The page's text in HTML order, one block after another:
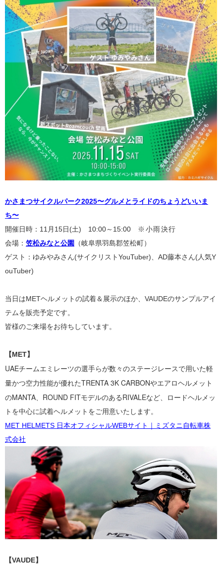
かさまつサイクルパーク2025〜グルメとライドのちょうどいいま
ち〜
開催日時：11月15日(土) 10:00～15:00
※小雨決行
会場： 笠松みなと公園
（岐阜県羽島郡笠松町）
ゲスト：ゆみやみさん(サイクリストYouTuber)、AD藤本さん(人気Y
ouTuber)
当日はMETヘルメットの試着＆展示のほか、VAUDEのサンプルアイ
テムを販売予定です。
皆様のご来場をお待ちしています。
【MET】
UAEチームエミレーツの選手らが数々のステージレースで用いた軽
量かつ空力性能が優れたTRENTA 3K CARBONやエアロヘルメット
のMANTA、 ROUND FITモデルのあるRIVALEなど、
ロードヘルメッ
トを中心に試着ヘルメットをご用意いたします。
MET HELMETS 日本オフィシャルWEBサイト｜ミズタニ自転車株
式会社
【VAUDE】